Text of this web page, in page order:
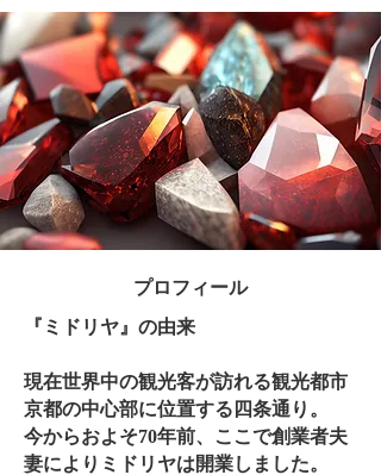
​プロフィール
​『ミドリヤ』の由来
現在世界中の観光客が訪れる観光都市
京都の中心部に位置する四条通り。
今からおよそ70年前、ここで創業者夫
妻によりミドリヤは開業しました。